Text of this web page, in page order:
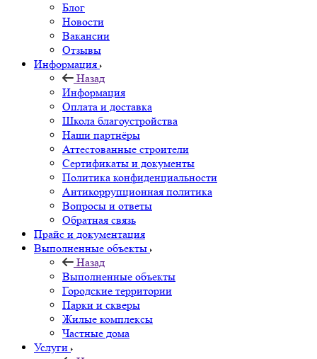
Блог
Новости
Вакансии
Отзывы
Информация
Назад
Информация
Оплата и доставка
Школа благоустройства
Наши партнёры
Аттестованные строители
Сертификаты и документы
Политика конфиденциальности
Антикоррупционная политика
Вопросы и ответы
Обратная связь
Прайс и документация
Выполненные объекты
Назад
Выполненные объекты
Городские территории
Парки и скверы
Жилые комплексы
Частные дома
Услуги